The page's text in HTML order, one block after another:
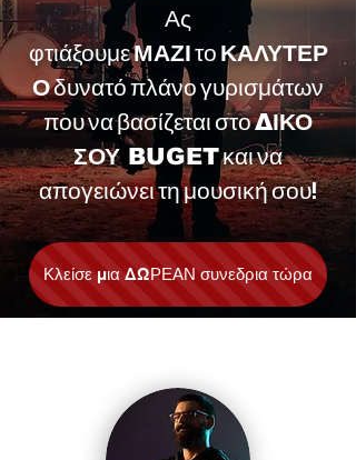
Ας
φτιάξουμεΜΑΖΙτο ΚΑΛΥΤΕΡ
Οδυνατό πλάνο γυρισμάτων
που να βασίζεται στοΔΙΚΟ
ΣΟΥ BUGETκαι να
απογειώνει τη μουσική σου!
Κλείσε μια ΔΩΡΕΑΝ συνεδρια τώρα